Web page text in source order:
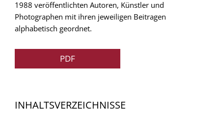
1988 veröffentlichten Autoren, Künstler und
Photographen mit ihren jeweiligen Beitragen
alphabetisch geordnet.
PDF
INHALTSVERZEICHNISSE